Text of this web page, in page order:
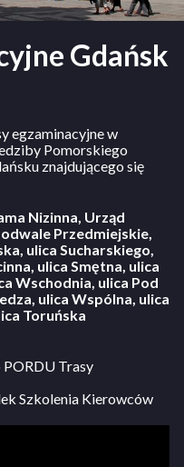
Gdańsk
egzaminacyjne w
Pomorskiego
znajdującego się
Nizinna, Urząd
Przedmiejskie,
ulica Sucharskiego,
ulica Smętna, ulica
Wschodnia, ulica Pod
ulica Wspólna, ulica
Toruńska
Trasy
Szkolenia Kierowców